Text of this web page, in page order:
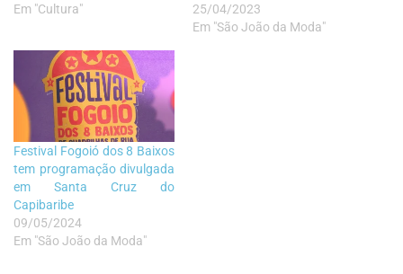
Em "Cultura"
25/04/2023
Em "São João da Moda"
Festival Fogoió dos 8 Baixos
tem programação divulgada
em Santa Cruz do
Capibaribe
09/05/2024
Em "São João da Moda"